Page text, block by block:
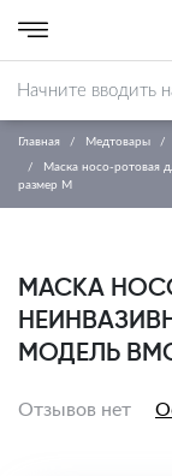
Главная Медтовары
Маска носо-ротовая
размер M
МАСКА
МОДЕЛЬ
Отзывов нет